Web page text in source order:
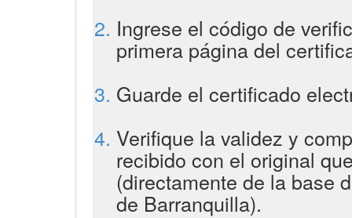
Ingrese el código de
primera página del
Guarde el certificado
Verifique la validez y
recibido con el original
(directamente de la base
de Barranquilla).